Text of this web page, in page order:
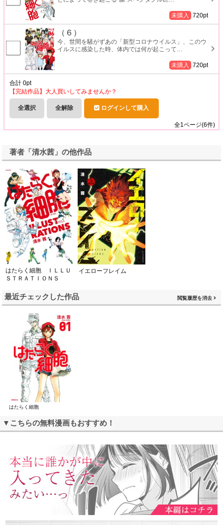
未購入 720pt
（６）
今、世間を騒がずあの「新型コロナウイルス」、このウ
イルスに感染した時、体内では何が起こって
未購入 720pt
合計 0pt
【完結作品】大人買いしてみませんか？
全選択 全解除 ログインして購入
全1 ページ(6件)
著者「清水茜」の他作品
はたらく細胞 ＩＬＬＵ
ＳＴＲＡＴＩＯＮＳ
イエローフレイム
最近チェックした作品 閲覧履歴を消去
はたらく細胞
▼こちらの無料漫画もおすすめ！